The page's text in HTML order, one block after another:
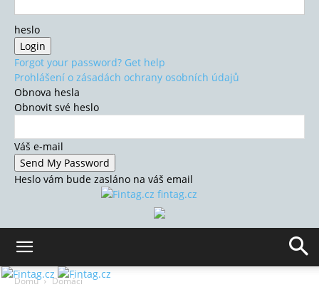
heslo
Forgot your password? Get help
Prohlášení o zásadách ochrany osobních údajů
Obnova hesla
Obnovit své heslo
Váš e-mail
Heslo vám bude zasláno na váš email
fintag.cz
Domů Domácí